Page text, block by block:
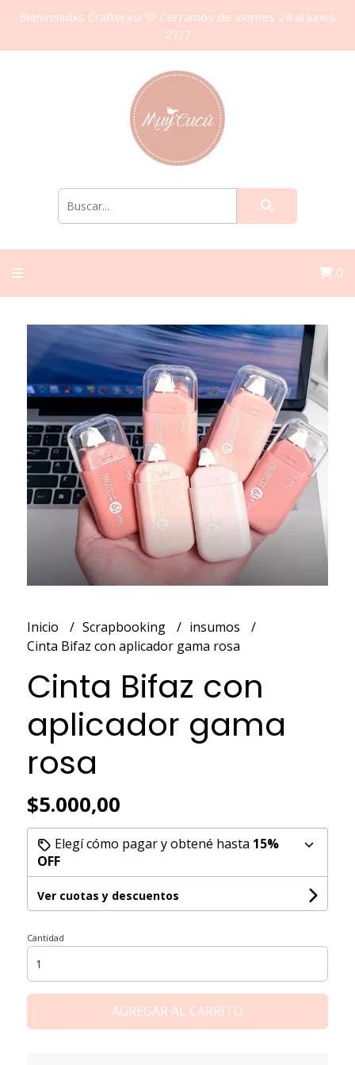
Bienvenidxs Crafterxs! 🩷 Cerramos de viernes 24 al lunes
27/7
0
Inicio Scrapbooking
insumos
Cinta Bifaz con aplicador gama rosa
Cinta Bifaz con
aplicador gama
rosa
$5.000,00
Elegí cómo pagar y obtené hasta 15%
OFF
Ver cuotas y descuentos
Cantidad
AGREGAR AL CARRITO